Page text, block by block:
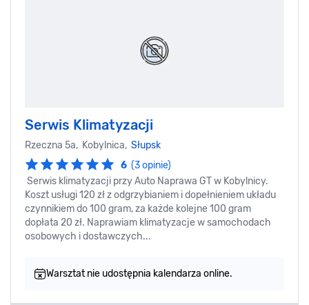
Serwis Klimatyzacji
Rzeczna 5a, Kobylnica, Słupsk
6 (3 opinie)
Serwis klimatyzacji przy Auto Naprawa GT w Kobylnicy.
Koszt usługi 120 zł z odgrzybianiem i dopełnieniem układu
czynnikiem do 100 gram, za każde kolejne 100 gram
dopłata 20 zł. Naprawiam klimatyzacje w samochodach
osobowych i dostawczych...
Warsztat nie udostępnia kalendarza online.